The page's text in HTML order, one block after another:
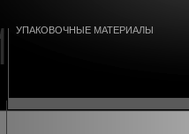
УПАКОВОЧНЫЕ МАТЕРИАЛЫ